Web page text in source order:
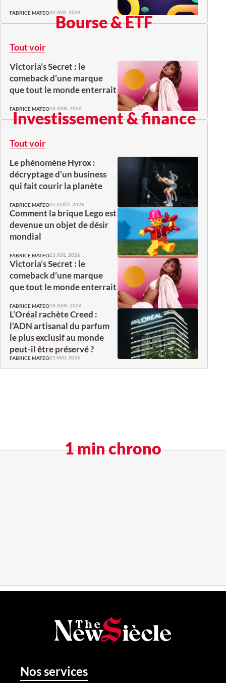
FABRICE MATEO30 AVR. 2026
Bourse & ETF
Tout voir
Victoria’s Secret : le
comeback d’une marque
que tout le monde enterrait
FABRICE MATEO18 JUIN. 2026
Investissement & finance
Tout voir
Le phénomène Hyrox :
décryptage d’un business
qui fait courir la planète
FABRICE MATEO05 AOÛT. 2026
Comment la brique Lego est
devenue un objet de désir
mondial
FABRICE MATEO23 JUIL. 2026
Victoria’s Secret : le
comeback d’une marque
que tout le monde enterrait
FABRICE MATEO18 JUIN. 2026
L’Oréal rachète Creed :
l’ADN artisanal du parfum
le plus exclusif au monde
peut-il être préservé ?
FABRICE MATEO21 MAI. 2026
1 min chrono
Nos services